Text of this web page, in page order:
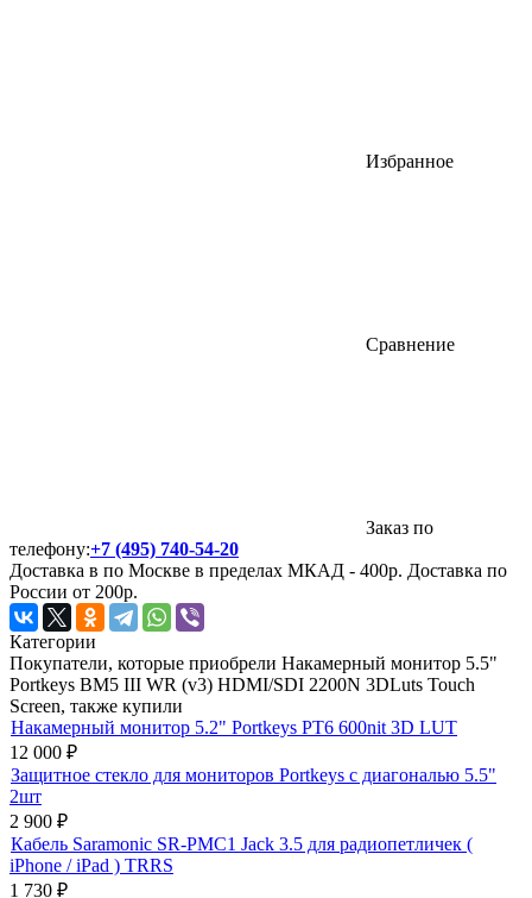
Избранное
Сравнение
Заказ по
телефону:+7 (495) 740-54-20
Доставка в по Москве в пределах МКАД - 400р. Доставка по
России от 200р.
Категории
Покупатели, которые приобрели Накамерный монитор 5.5"
Portkeys BM5 III WR (v3) HDMI/SDI 2200N 3DLuts Touch
Screen, также купили
Накамерный монитор 5.2" Portkeys PT6 600nit 3D LUT
12 000 ₽
Защитное стекло для мониторов Portkeys с диагональю 5.5"
2шт
2 900 ₽
Кабель Saramonic SR-PMC1 Jack 3.5 для радиопетличек (
iPhone / iPad ) TRRS
1 730 ₽